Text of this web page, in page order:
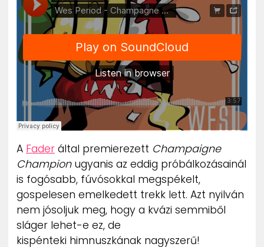
ZENE
IMPRESSZUM
PR-ARCHÍVUM
ADATKEZELÉSI TÁJÉKOZTATÓ
A Fader által premierezett Champaigne
Championugyanis az eddig próbálkozásainál
is fogósabb, fúvósokkal megspékelt,
gospelesen emelkedett trekk lett. Azt nyilván
nem jósoljuk meg, hogy a kvázi semmiből
sláger lehet-e ez, de
kispénteki himnuszkának nagyszerű!